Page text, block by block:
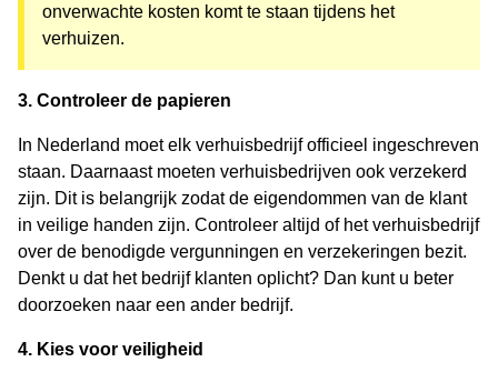
onverwachte kosten komt te staan tijdens het
verhuizen.
3. Controleer de papieren
In Nederland moet elk verhuisbedrijf officieel ingeschreven
staan. Daarnaast moeten verhuisbedrijven ook verzekerd
zijn. Dit is belangrijk zodat de eigendommen van de klant
in veilige handen zijn. Controleer altijd of het verhuisbedrijf
over de benodigde vergunningen en verzekeringen bezit.
Denkt u dat het bedrijf klanten oplicht? Dan kunt u beter
doorzoeken naar een ander bedrijf.
4. Kies voor veiligheid